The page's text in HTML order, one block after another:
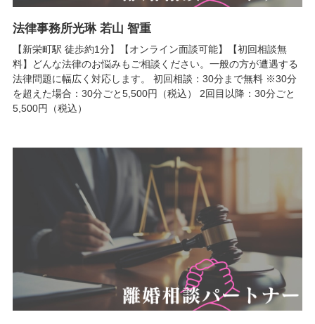
法律事務所光琳 若山 智重
【新栄町駅 徒歩約1分】【オンライン面談可能】【初回相談無
料】どんな法律のお悩みもご相談ください。一般の方が遭遇する
法律問題に幅広く対応します。 初回相談：30分まで無料 ※30分
を超えた場合：30分ごと5,500円（税込） 2回目以降：30分ごと
5,500円（税込）